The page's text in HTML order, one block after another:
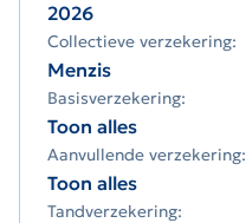
2026
Collectieve verzekering:
Menzis
Basisverzekering:
Toon alles
Aanvullende verzekering:
Toon alles
Tandverzekering: